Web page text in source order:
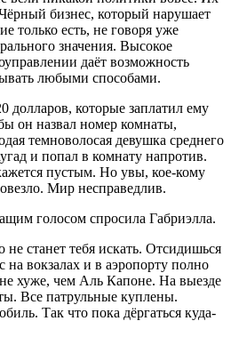
бизнес, который нарушает
только есть, не говоря уже
значения. Высокое
даёт возможность
любыми способами.
долларов, которые заплатил ему
он назвал номер комнаты,
темноволосая девушка среднего
и попал в комнату напротив.
пустым. Но увы, кое-кому
Мир несправедлив.
голосом спросила Габриэлла.
станет тебя искать. Отсидишься
на вокзалах и в аэропорту полно
хуже, чем Аль Капоне. На выезде
Все патрульные куплены.
Так что пока дёргаться куда-